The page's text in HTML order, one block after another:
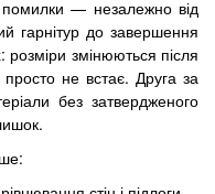
помилки — незалежно від
гарнітур до завершення
змінюються після
просто не встає. Друга за
без затвердженого